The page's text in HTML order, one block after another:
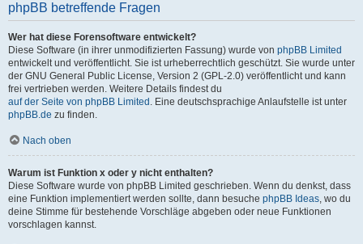
phpBB betreffende Fragen
Wer hat diese Forensoftware entwickelt?
Diese Software (in ihrer unmodifizierten Fassung) wurde von phpBB Limited
entwickelt und veröffentlicht. Sie ist urheberrechtlich geschützt. Sie wurde unter
der GNU General Public License, Version 2 (GPL-2.0) veröffentlicht und kann
frei vertrieben werden. Weitere Details findest du
auf der Seite von phpBB Limited . Eine deutschsprachige Anlaufstelle ist unter
phpBB.de zu finden.
Nach oben
Warum ist Funktion x oder y nicht enthalten?
Diese Software wurde von phpBB Limited geschrieben. Wenn du denkst, dass
eine Funktion implementiert werden sollte, dann besuche phpBB Ideas, wo du
deine Stimme für bestehende Vorschläge abgeben oder neue Funktionen
vorschlagen kannst.